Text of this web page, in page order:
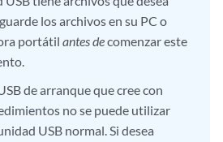
los archivos en su PC o
portátil antes decomenzar este
de arranque que cree con
no se puede utilizar
USB normal. Si desea